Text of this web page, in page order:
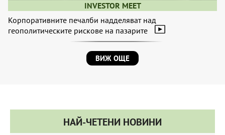
INVESTOR MEET
Корпоративните печалби надделяват над
геополитическите рискове на пазарите
ВИЖ ОЩЕ
НАЙ-ЧЕТЕНИ НОВИНИ